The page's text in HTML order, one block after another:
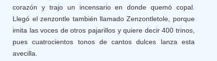
corazón y trajo un incensario en donde quemó copal.
Llegó el zenzontle también llamado Zenzontletole, porque
imita las voces de otros pajarillos y quiere decir 400 trinos,
pues cuatrocientos tonos de cantos dulces lanza esta
avecilla.